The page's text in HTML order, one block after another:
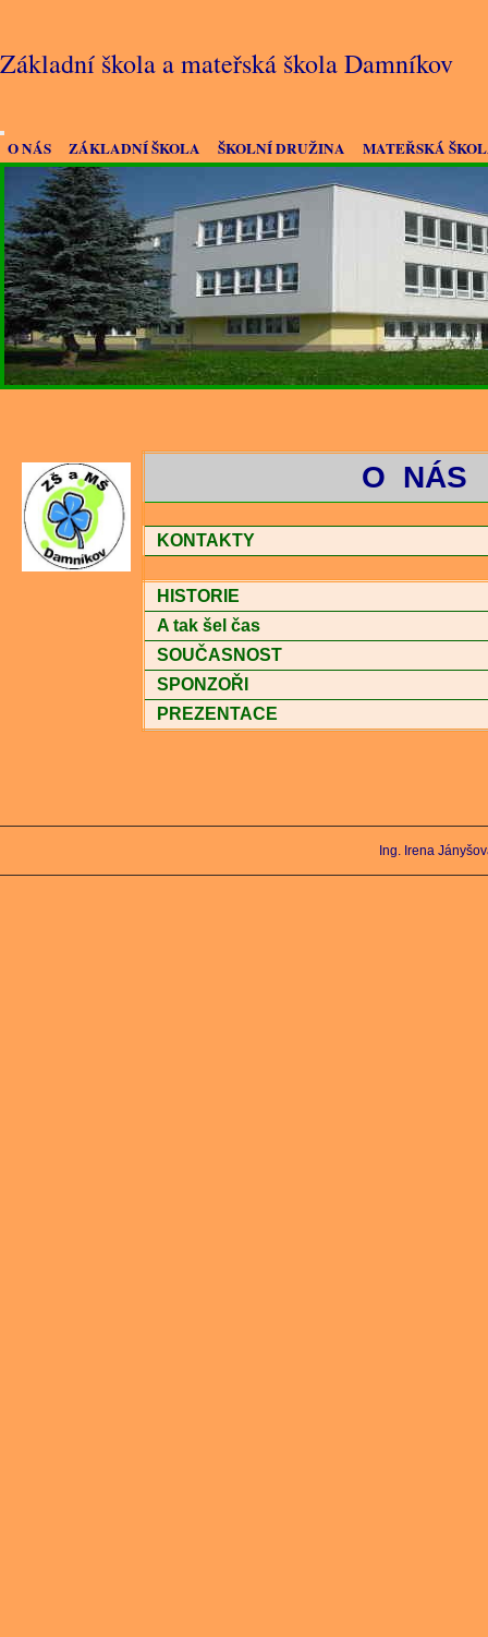
O NÁS ZÁKLADNÍ ŠKOLA ŠKOLNÍ DRUŽINA MATEŘSKÁ
Základní škola a mateřská škola Damníkov
O NÁS
KONTAKTY
HISTORIE
A tak šel čas
SOUČASNOST
SPONZOŘI
PREZENTACE
Ing. Irena